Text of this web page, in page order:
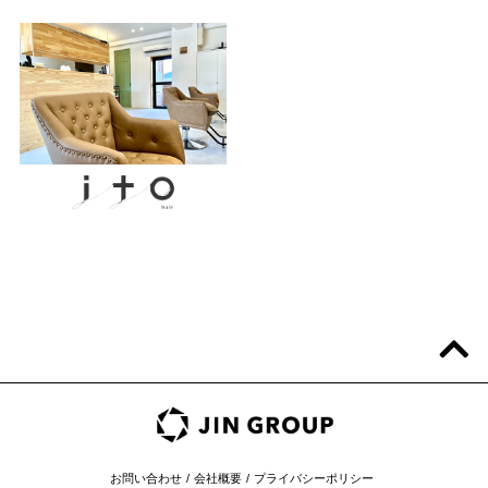
お問い合わせ 会社概要 プライバシーポリシー